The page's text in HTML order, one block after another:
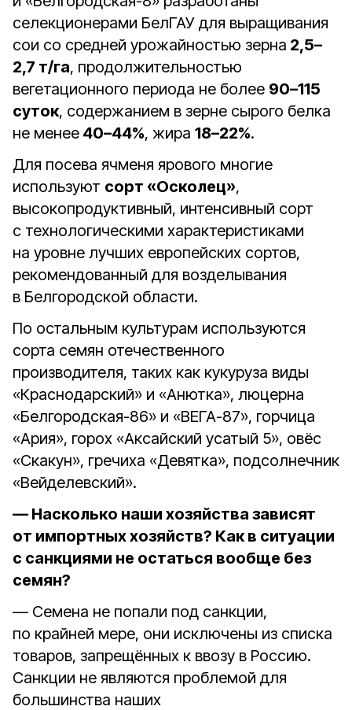
селекционерами БелГАУ для выращивания
сои со средней урожайностью зерна 2,5–
2,7 т/га, продолжительностью
вегетационного периода не более 90–115
суток, содержанием в зерне сырого белка
не менее 40–44%, жира 18–22%.
Для посева ячменя ярового многие
используют сорт «Осколец»,
высокопродуктивный, интенсивный сорт
с технологическими характеристиками
на уровне лучших европейских сортов,
рекомендованный для возделывания
в Белгородской области.
По остальным культурам используются
сорта семян отечественного
производителя, таких как кукуруза виды
«Краснодарский» и «Анютка», люцерна
«Белгородская-86» и «ВЕГА-87», горчица
«Ария», горох «Аксайский усатый 5», овёс
«Скакун», гречиха «Девятка», подсолнечник
«Вейделевский».
— Насколько наши хозяйства зависят
от импортных хозяйств? Как в ситуации
с санкциями не остаться вообще без
семян?
— Семена не попали под санкции,
по крайней мере, они исключены из списка
товаров, запрещённых к ввозу в Россию.
Санкции не являются проблемой для
большинства наших